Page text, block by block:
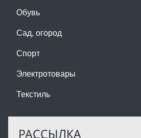
Обувь
Сад, огород
Спорт
Электротовары
Текстиль
РАССЫЛКА